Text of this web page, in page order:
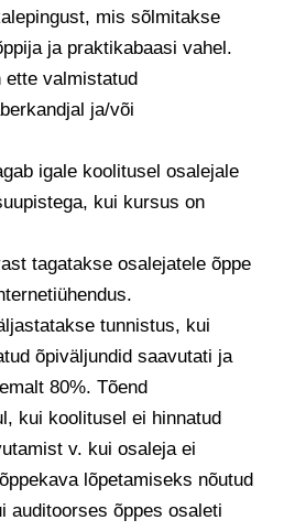
mis sõlmitakse
ja praktikabaasi vahel.
ette valmistatud
ja/või
igale koolitusel osalejale
kui kursus on
tagatakse osalejatele õppe
tunnistus, kui
õpiväljundid saavutati ja
80%. Tõend
kui koolitusel ei hinnatud
v. kui osaleja ei
lõpetamiseks nõutud
auditoorses õppes osaleti